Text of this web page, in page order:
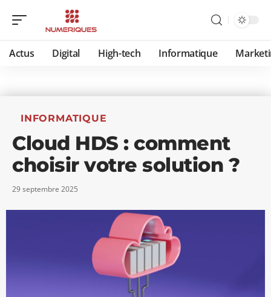
Actus Digital High-tech Informatique
INFORMATIQUE
Cloud HDS : comment
choisir votre solution ?
29 septembre 2025